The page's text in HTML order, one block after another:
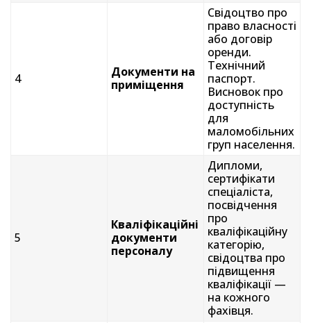
4
Документи на
приміщення
Свідоцтво про
право власності
або договір
оренди.
Технічний
паспорт.
Висновок про
доступність
для
маломобільних
груп населення.
5
Кваліфікаційні
документи
персоналу
Дипломи,
сертифікати
спеціаліста,
посвідчення
про
кваліфікаційну
категорію,
свідоцтва про
підвищення
кваліфікації —
на кожного
фахівця.